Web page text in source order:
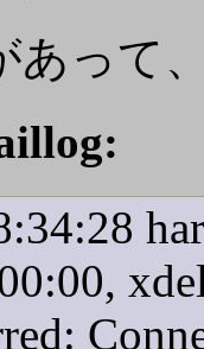
って